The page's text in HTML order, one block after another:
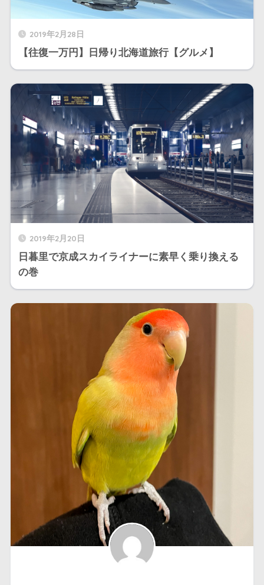
2019年2月28日
【往復一万円】日帰り北海道旅行【グルメ】
2019年2月20日
日暮里で京成スカイライナーに素早く乗り換える
の巻